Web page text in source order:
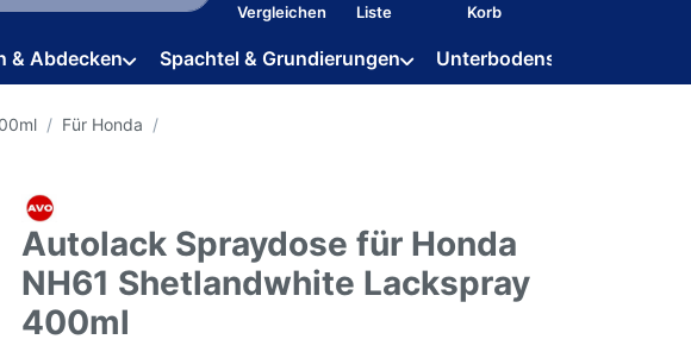
Vergleichen
Liste
Korb
& Abdecken Spachtel & Grundierungen Unterbodenschutz / HV
Für Honda
Autolack Spraydose für Honda
NH61 Shetlandwhite Lackspray
400ml